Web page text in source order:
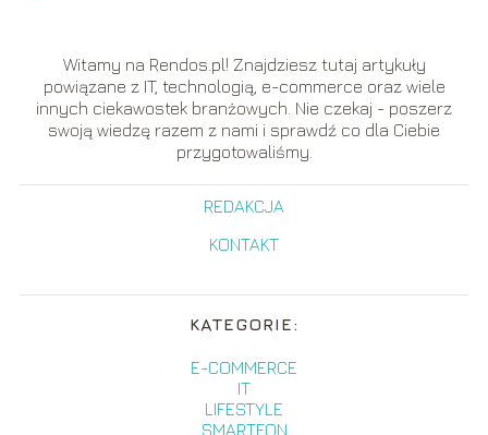
Witamy na Rendos.pl! Znajdziesz tutaj artykuły
powiązane z IT, technologią, e-commerce oraz wiele
innych ciekawostek branżowych. Nie czekaj - poszerz
swoją wiedzę razem z nami i sprawdź co dla Ciebie
przygotowaliśmy.
REDAKCJA
KONTAKT
KATEGORIE:
E-COMMERCE
IT
LIFESTYLE
SMARTFON